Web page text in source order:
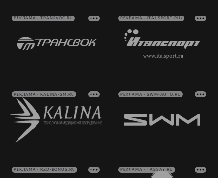
РЕКЛАМА • TRANSVOC.RU РЕКЛАМА • ITALSPORT.RU/
РЕКЛАМА • KALINA-SM.RU РЕКЛАМА • SWM-AUTO.RU
РЕКЛАМА • RZD-BONUS.RU РЕКЛАМА • TASSAY.RU